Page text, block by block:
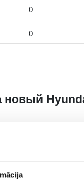
0
0
новый